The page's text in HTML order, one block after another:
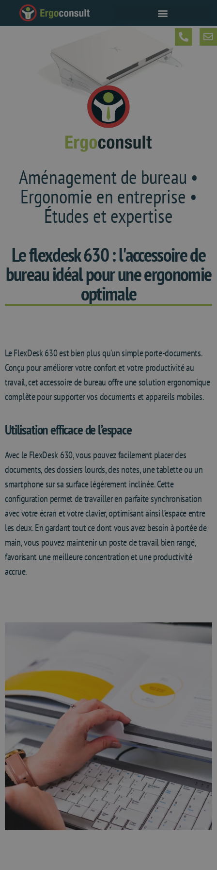
Aménagement de bureau •
Ergonomie en entreprise •
Études et expertise
Le flexdesk 630 : l'accessoire de
bureau idéal pour une ergonomie
optimale
Le FlexDesk 630 est bien plus qu’un simple porte-documents.
Conçu pour améliorer votre confort et votre productivité au
travail, cet accessoire de bureau offre une solution ergonomique
complète pour supporter vos documents et appareils mobiles.
Utilisation efficace de l’espace
Avec le FlexDesk 630, vous pouvez facilement placer des
documents, des dossiers lourds, des notes, une tablette ou un
smartphone sur sa surface légèrement inclinée. Cette
configuration permet de travailler en parfaite synchronisation
avec votre écran et votre clavier, optimisant ainsi l’espace entre
les deux. En gardant tout ce dont vous avez besoin à portée de
main, vous pouvez maintenir un poste de travail bien rangé,
favorisant une meilleure concentration et une productivité
accrue.